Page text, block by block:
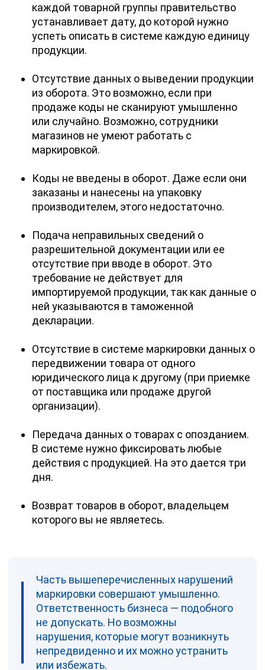
каждой товарной группы правительство
устанавливает дату, до которой нужно
успеть описать в системе каждую единицу
продукции.
Отсутствие данных о выведении продукции
из оборота. Это возможно, если при
продаже коды не сканируют умышленно
или случайно. Возможно, сотрудники
магазинов не умеют работать с
маркировкой.
Коды не введены в оборот. Даже если они
заказаны и нанесены на упаковку
производителем, этого недостаточно.
Подача неправильных сведений о
разрешительной документации или ее
отсутствие при вводе в оборот. Это
требование не действует для
импортируемой продукции, так как данные о
ней указываются в таможенной
декларации.
Отсутствие в системе маркировки данных о
передвижении товара от одного
юридического лица к другому (при приемке
от поставщика или продаже другой
организации).
Передача данных о товарах с опозданием.
В системе нужно фиксировать любые
действия с продукцией. На это дается три
дня.
Возврат товаров в оборот, владельцем
которого вы не являетесь.
Часть вышеперечисленных нарушений
маркировки совершают умышленно.
Ответственность бизнеса — подобного
не допускать. Но возможны
нарушения, которые могут возникнуть
непредвиденно и их можно устранить
или избежать.